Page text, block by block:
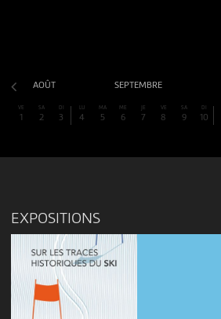
AOÛT SEPTEMBRE
VE
1
SA
2
DI
3
LU
4
MA
5
ME
6
JE
7
VE
8
SA
9
DI
10
EXPOSITIONS